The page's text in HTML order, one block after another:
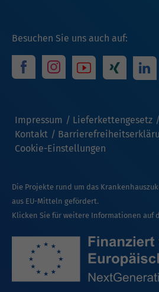
Besuchen Sie uns auch auf:
Impressum Lieferkettengesetz
Kontakt
Cookie-Einstellungen
Die Projekte rund um das
aus EU-Mitteln gefördert.
Klicken Sie für weitere Informationen auf